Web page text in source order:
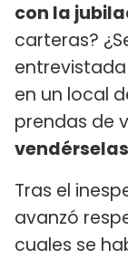
con la
carteras?
en un local
prendas de
Tras el
avanzó
cuales se